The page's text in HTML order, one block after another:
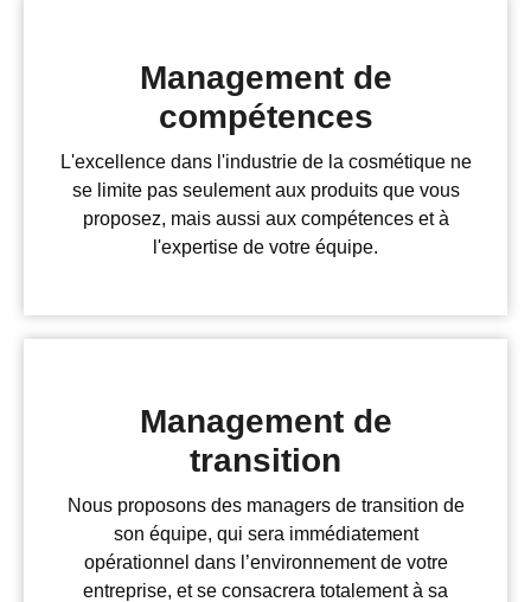
Management de
compétences
L'excellence dans l'industrie de la cosmétique ne
se limite pas seulement aux produits que vous
proposez, mais aussi aux compétences et à
l'expertise de votre équipe.
Management de
transition
Nous proposons des managers de transition de
son équipe, qui sera immédiatement
opérationnel dans l’environnement de votre
entreprise, et se consacrera totalement à sa